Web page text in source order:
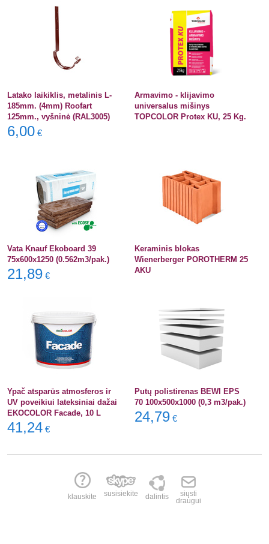
Latako laikiklis, metalinis L-
185mm. (4mm) Roofart
125mm., vyšninė (RAL3005)
6,00 €
Armavimo - klijavimo
universalus mišinys
TOPCOLOR Protex KU, 25 Kg.
Vata Knauf Ekoboard 39
75x600x1250 (0.562m3/pak.)
21,89 €
Keraminis blokas
Wienerberger POROTHERM 25
AKU
Ypač atsparūs atmosferos ir
UV poveikiui lateksiniai dažai
EKOCOLOR Facade, 10 L
41,24 €
Putų polistirenas BEWI EPS
70 100x500x1000 (0,3 m3/pak.)
24,79 €
klauskite susisiekite dalintis
siųsti
draugui